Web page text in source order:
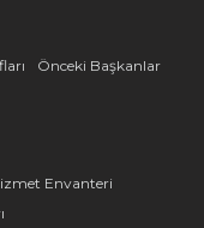
Önceki Başkanlar
Envanteri